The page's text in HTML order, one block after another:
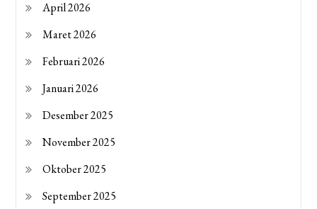
April 2026
Maret 2026
Februari 2026
Januari 2026
Desember 2025
November 2025
Oktober 2025
September 2025